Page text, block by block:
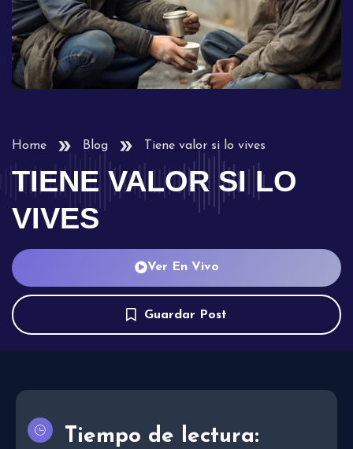
Home Blog Tiene valor si lo vives
TIENE VALOR SI LO
VIVES
Ver En Vivo
Guardar Post
Tiempo de lectura: